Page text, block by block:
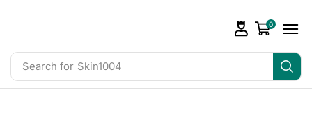
Search for Skin1004
0